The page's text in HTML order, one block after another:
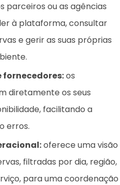
parceiros ou as agências
à plataforma, consultar
e gerir as suas próprias
os
diretamente os seus
facilitando a
erros.
oferece uma visão
filtradas por dia, região,
para uma coordenação